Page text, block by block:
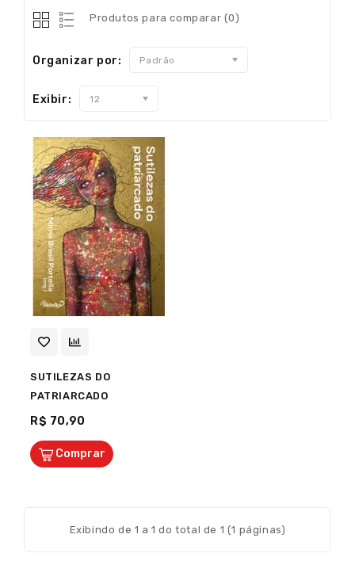
Produtos para comparar (0)
Organizar por: Padrão
Exibir: 12
SUTILEZAS DO
PATRIARCADO
R$ 70,90
Comprar
Exibindo de 1 a 1 do total de 1 (1 páginas)